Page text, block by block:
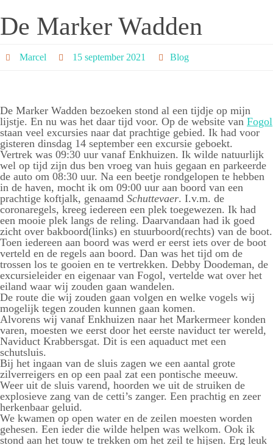
De Marker Wadden
Marcel 15 september 2021 Blog
De Marker Wadden bezoeken stond al een tijdje op mijn
lijstje. En nu was het daar tijd voor. Op de website van Fogol
staan veel excursies naar dat prachtige gebied. Ik had voor
gisteren dinsdag 14 september een excursie geboekt.
Vertrek was 09:30 uur vanaf Enkhuizen. Ik wilde natuurlijk
wel op tijd zijn dus ben vroeg van huis gegaan en parkeerde
de auto om 08:30 uur. Na een beetje rondgelopen te hebben
in de haven, mocht ik om 09:00 uur aan boord van een
prachtige koftjalk, genaamd Schuttevaer. I.v.m. de
coronaregels, kreeg iedereen een plek toegewezen. Ik had
een mooie plek langs de reling. Daarvandaan had ik goed
zicht over bakboord(links) en stuurboord(rechts) van de boot.
Toen iedereen aan boord was werd er eerst iets over de boot
verteld en de regels aan boord. Dan was het tijd om de
trossen los te gooien en te vertrekken. Debby Doodeman, de
excursieleider en eigenaar van Fogol, vertelde wat over het
eiland waar wij zouden gaan wandelen.
De route die wij zouden gaan volgen en welke vogels wij
mogelijk tegen zouden kunnen gaan komen.
Alvorens wij vanaf Enkhuizen naar het Markermeer konden
varen, moesten we eerst door het eerste naviduct ter wereld,
Naviduct Krabbersgat. Dit is een aquaduct met een
schutsluis.
Bij het ingaan van de sluis zagen we een aantal grote
zilverreigers en op een paal zat een pontische meeuw.
Weer uit de sluis varend, hoorden we uit de struiken de
explosieve zang van de cetti’s zanger. Een prachtig en zeer
herkenbaar geluid.
We kwamen op open water en de zeilen moesten worden
gehesen. Een ieder die wilde helpen was welkom. Ook ik
stond aan het touw te trekken om het zeil te hijsen. Erg leuk